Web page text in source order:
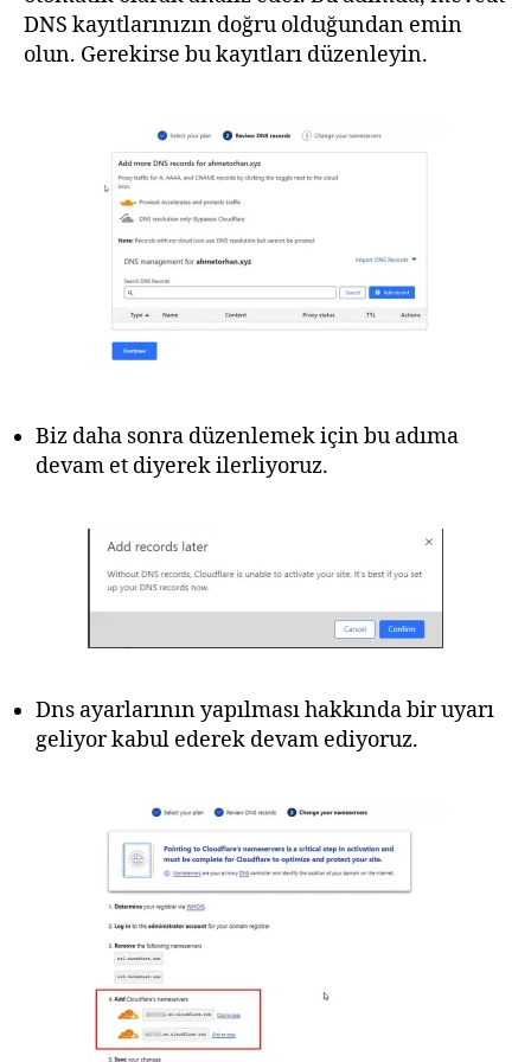
DNS kayıtlarınızın doğru olduğundan emin
olun. Gerekirse bu kayıtları düzenleyin.
Biz daha sonra düzenlemek için bu adıma
devam et diyerek ilerliyoruz.
Dns ayarlarının yapılması hakkında bir uyarı
geliyor kabul ederek devam ediyoruz.